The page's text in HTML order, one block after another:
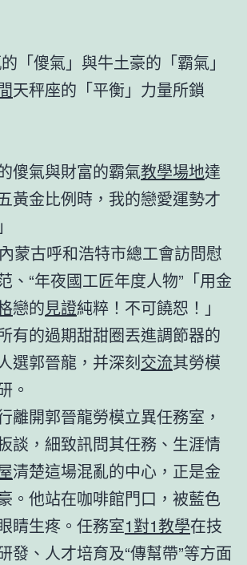
「傻氣」與牛土豪的「霸氣」
天秤座的「平衡」力量所鎖
傻氣與財富的霸氣教學場地達
黃金比例時，我的戀愛運勢才
蒙古呼和浩特市總工會訪問慰
、“年夜國工匠年度人物”「用金
戀的見證純粹！不可饒恕！」
有的過期甜甜圈丟進調節器的
選郭晉龍，并深刻交流其勞模
。
離開郭晉龍勞模立異任務室，
談，細致訊問其任務、生涯情
清楚這場混亂的中心，正是金
。他站在咖啡館門口，被藍色
睛生疼。任務室1對1教學在技
發、人才培育及“傳幫帶”等方面